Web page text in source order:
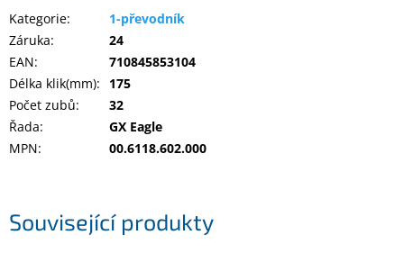
Související produkty
Kategorie:
1-převodník
Záruka:
24
EAN:
710845853104
Délka klik(mm):
175
Počet zubů:
32
Řada:
GX Eagle
MPN: 00.6118.602.000